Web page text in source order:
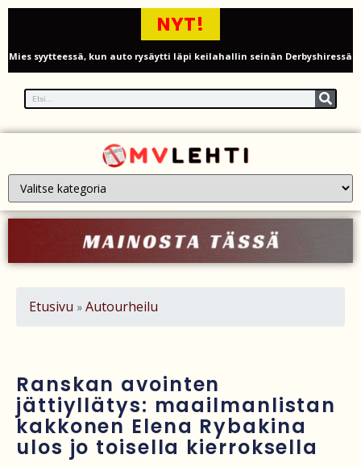
NYT!
Mies syytteessä, kun auto rysäytti läpi keilahallin seinän Derbyshiressä
New Yorkin NBA-mestaruusjuhlat riistäytyivät käsistä – teini ammuttiin
ja busseja sytytettiin tuleen Manhattanilla
Kimi ja Minttu Räikkönen juhlivat 10-vuotishääpäiväänsä – näin F1-
Nigel Farage vaatii ulkomaalaisten sulkemista pois sosiaalisesta
Justin Trudeau puolustautuu kritiikiltä – valitsi Katy Perryn
Turistijuna kaatui Cártaman tapasjuhlilla – 17 loukkaantui Espanjassa
Työläistaustainen kansanedustaja avaa 30-vuotisen taistelunsa
kuukautisterveyden ja endometrioosin hoidon puolesta
Etusivu » Autourheilu
Ranskan avointen
jättiyllätys: maailmanlistan
kakkonen Elena Rybakina
ulos jo toisella kierroksella